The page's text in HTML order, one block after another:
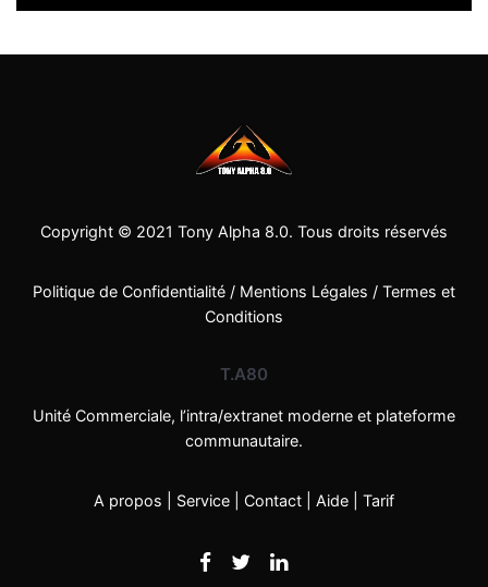
Copyright © 2021 Tony Alpha 8.0. Tous droits réservés
Politique de Confidentialité / Mentions Légales / Termes et
Conditions
T.A80
Unité Commerciale, l’intra/extranet moderne et plateforme
communautaire.
A propos Service Contact Aide Tarif